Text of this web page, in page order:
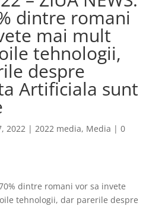
dintre romani
mai mult
tehnologii,
despre
Artificiala sunt
2022| 2022 media, Media | 0
dintre romani vor sa invete
tehnologii, dar parerile despre